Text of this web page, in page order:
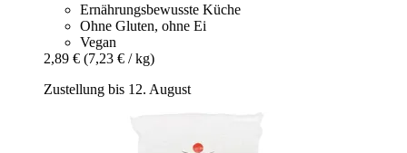
Ernährungsbewusste Küche
Ohne Gluten, ohne Ei
Vegan
2,89 € (7,23 € / kg)
Zustellung bis 12. August